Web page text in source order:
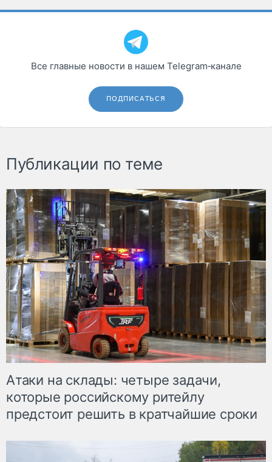
Все главные новости в нашем Telegram‑канале
ПОДПИСАТЬСЯ
Публикации по теме
Атаки на склады: четыре задачи,
которые российскому ритейлу
предстоит решить в кратчайшие сроки